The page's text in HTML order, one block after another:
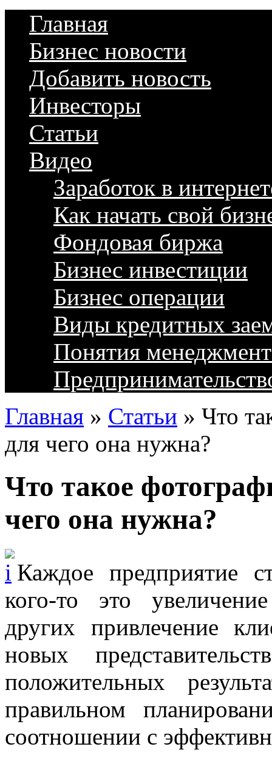
Главная
Бизнес новости
Добавить новость
Инвесторы
Статьи
Видео
Заработок в
Как начать свой
Фондовая биржа
Бизнес инвестиции
Бизнес операции
Виды кредитных
Понятия
Главная » Статьи » Что
для чего она нужна?
Что такое
чего она нужна?
Каждое предприятие
кого-то это
других привлечение
новых
положительных
правильном
соотношении с